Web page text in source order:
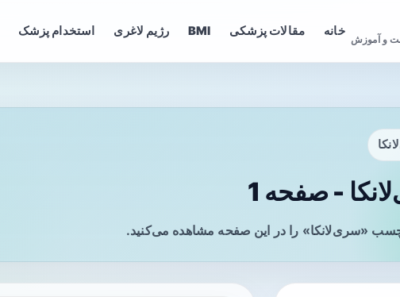
و آموزش
خانه مقالات پزشکی BMI رژیم لاغری استخدام پزشک
- صفحه 1
«سری‌لانکا» را در این صفحه مشاهده می‌کنید.